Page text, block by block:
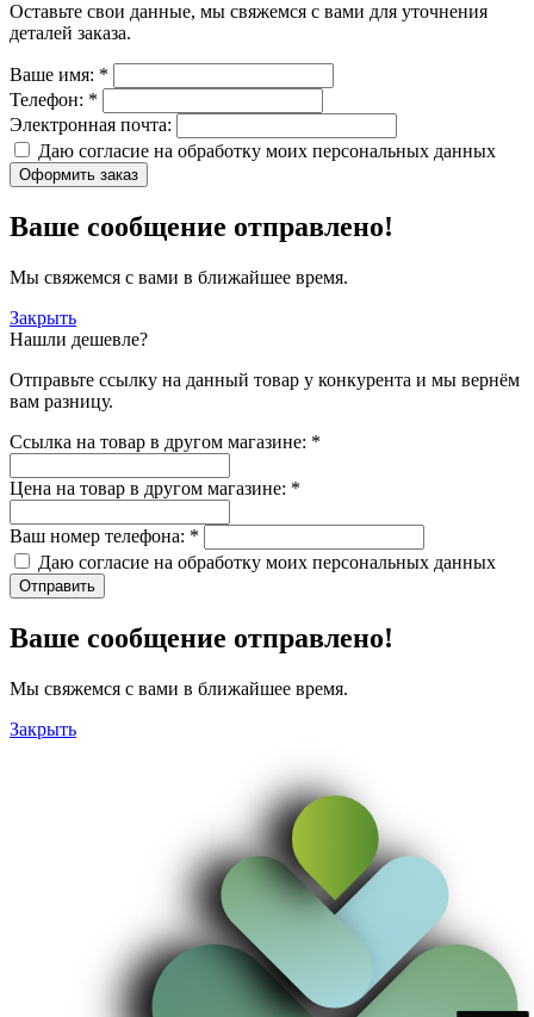
Оставьте свои данные, мы свяжемся с вами для уточнения
деталей заказа.
Ваше имя: *
Телефон: *
Электронная почта:
Даю согласие на обработку моих персональных данных
Оформить заказ
Ваше сообщение отправлено!
Мы свяжемся с вами в ближайшее время.
Закрыть
Нашли дешевле?
Отправьте ссылку на данный товар у конкурента и мы вернём
вам разницу.
Ссылка на товар в другом магазине: *
Цена на товар в другом магазине: *
Ваш номер телефона: *
Даю согласие на обработку моих персональных данных
Отправить
Ваше сообщение отправлено!
Мы свяжемся с вами в ближайшее время.
Закрыть